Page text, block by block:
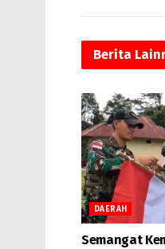
Berita
DAERAH
Semangat